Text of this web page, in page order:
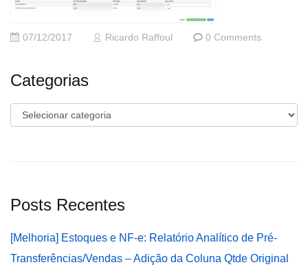
07/12/2017 Ricardo Raffoul 0 Comments
Categorias
Categorias
Posts Recentes
[Melhoria] Estoques e NF-e: Relatório Analítico de Pré-
Transferências/Vendas – Adição da Coluna Qtde Original